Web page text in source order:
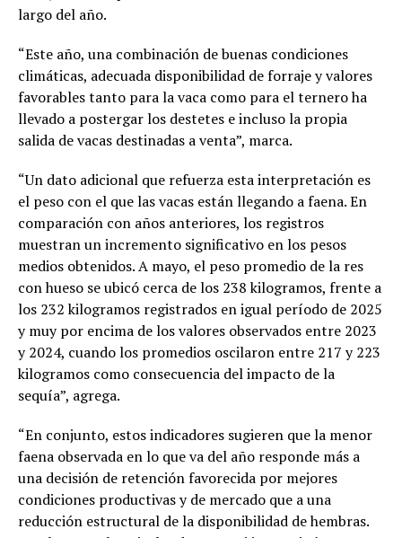
largo del año.
“Este año, una combinación de buenas condiciones
climáticas, adecuada disponibilidad de forraje y valores
favorables tanto para la vaca como para el ternero ha
llevado a postergar los destetes e incluso la propia
salida de vacas destinadas a venta”, marca.
“Un dato adicional que refuerza esta interpretación es
el peso con el que las vacas están llegando a faena. En
comparación con años anteriores, los registros
muestran un incremento significativo en los pesos
medios obtenidos. A mayo, el peso promedio de la res
con hueso se ubicó cerca de los 238 kilogramos, frente a
los 232 kilogramos registrados en igual período de 2025
y muy por encima de los valores observados entre 2023
y 2024, cuando los promedios oscilaron entre 217 y 223
kilogramos como consecuencia del impacto de la
sequía”, agrega.
“En conjunto, estos indicadores sugieren que la menor
faena observada en lo que va del año responde más a
una decisión de retención favorecida por mejores
condiciones productivas y de mercado que a una
reducción estructural de la disponibilidad de hembras.